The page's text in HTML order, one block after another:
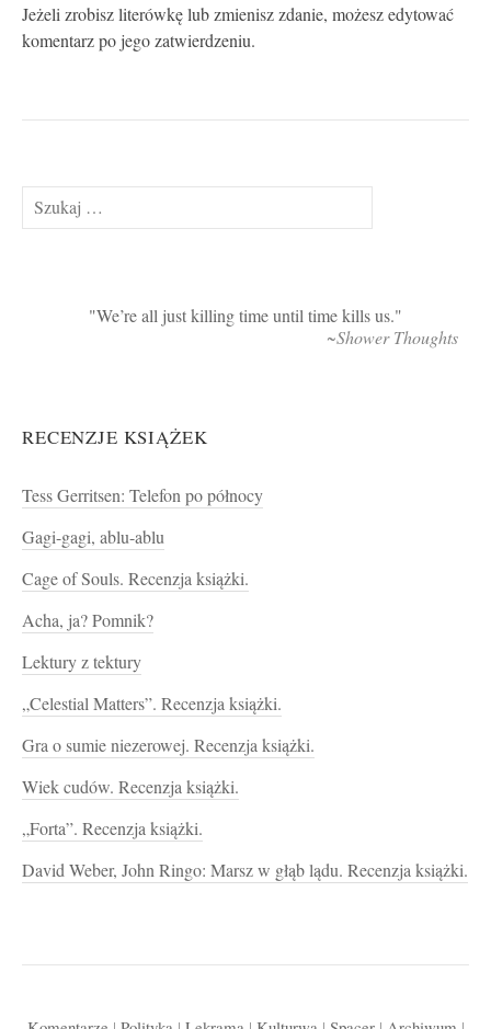
Jeżeli zrobisz literówkę lub zmienisz zdanie, możesz edytować
komentarz po jego zatwierdzeniu.
Szukaj:
We’re all just killing time until time kills us.
~Shower Thoughts
RECENZJE KSIĄŻEK
Tess Gerritsen: Telefon po północy
Gagi-gagi, ablu-ablu
Cage of Souls. Recenzja książki.
Acha, ja? Pomnik?
Lektury z tektury
„Celestial Matters”. Recenzja książki.
Gra o sumie niezerowej. Recenzja książki.
Wiek cudów. Recenzja książki.
„Forta”. Recenzja książki.
David Weber, John Ringo: Marsz w głąb lądu. Recenzja książki.